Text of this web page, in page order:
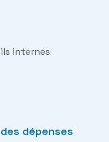
internes
dépenses